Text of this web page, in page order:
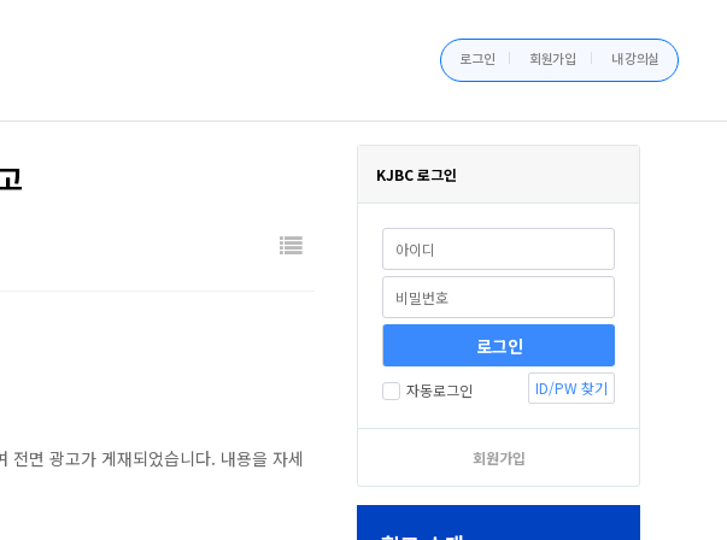
로그인 회원가입 내 강의실
면 광고가 게재되었습니다. 내용을 자세
KJBC 로그인
자동로그인 ID/PW 찾기
회원가입